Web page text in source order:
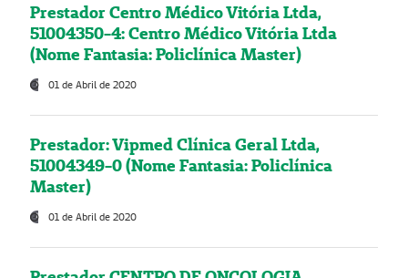
Prestador Centro Médico Vitória Ltda,
51004350-4: Centro Médico Vitória Ltda
(Nome Fantasia: Policlínica Master)
01 de Abril de 2020
Prestador: Vipmed Clínica Geral Ltda,
51004349-0 (Nome Fantasia: Policlínica
Master)
01 de Abril de 2020